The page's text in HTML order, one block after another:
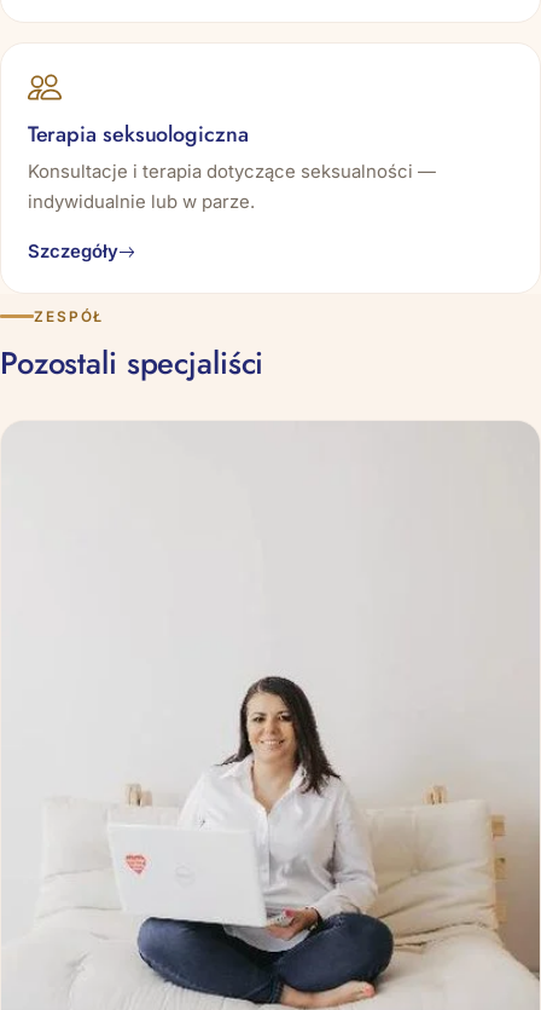
Terapia seksuologiczna
Konsultacje i terapia dotyczące seksualności —
indywidualnie lub w parze.
Szczegóły
ZESPÓŁ
Pozostali specjaliści